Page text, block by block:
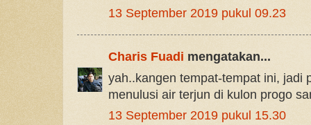
13 September 2019 pukul 09.23
Charis Fuadi mengatakan...
yah..kangen tempat-tempat ini, jadi
menulusi air terjun di kulon progo
13 September 2019 pukul 15.30